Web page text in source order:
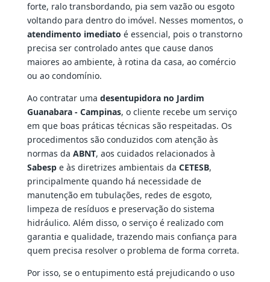
forte, ralo transbordando, pia sem vazão ou esgoto
voltando para dentro do imóvel. Nesses momentos, o
atendimento imediato é essencial, pois o transtorno
precisa ser controlado antes que cause danos
maiores ao ambiente, à rotina da casa, ao comércio
ou ao condomínio.
Ao contratar uma desentupidora no Jardim
Guanabara - Campinas, o cliente recebe um serviço
em que boas práticas técnicas são respeitadas. Os
procedimentos são conduzidos com atenção às
normas da ABNT, aos cuidados relacionados à
Sabespe às diretrizes ambientais da CETESB,
principalmente quando há necessidade de
manutenção em tubulações, redes de esgoto,
limpeza de resíduos e preservação do sistema
hidráulico. Além disso, o serviço é realizado com
garantia e qualidade, trazendo mais confiança para
quem precisa resolver o problema de forma correta.
Por isso, se o entupimento está prejudicando o uso